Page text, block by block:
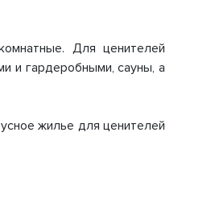
Для ценителей
и гардеробными, сауны, а
жилье для ценителей